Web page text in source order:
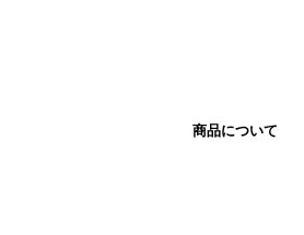
商品について